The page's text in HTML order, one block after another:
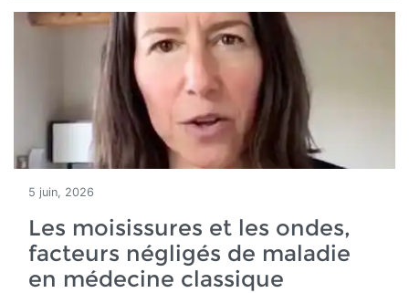
5 juin, 2026
Les moisissures et les ondes,
facteurs négligés de maladie
en médecine classique